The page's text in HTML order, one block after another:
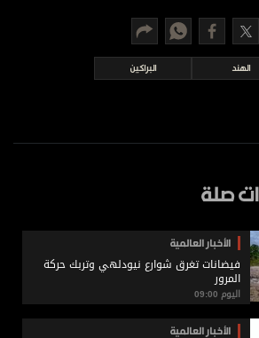
الهند البراكين
صلة
الأخبار العالمية
فيضانات تغرق شوارع نيودلهي وتربك حركة
المرور
اليوم 09:00
الأخبار العالمية